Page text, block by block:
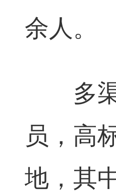
余人。
多渠
员，高
地，其